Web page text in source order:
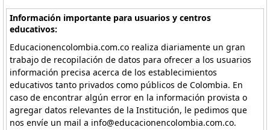
Información importante para usuarios y centros
educativos:
Educacionencolombia.com.co realiza diariamente un gran
trabajo de recopilación de datos para ofrecer a los usuarios
información precisa acerca de los establecimientos
educativos tanto privados como públicos de Colombia. En
caso de encontrar algún error en la información provista o
agregar datos relevantes de la Institución, le pedimos que
nos envíe un mail a info@educacionencolombia.com.co.